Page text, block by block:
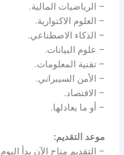
– الرياضيات المالية.
– العلوم الاكتوارية.
– الذكاء الاصطناعي.
– علوم البيانات.
– تقنية المعلومات.
– الأمن السيبراني.
– الاقتصاد.
– أو ما يعادلها.
موعد التقديم: